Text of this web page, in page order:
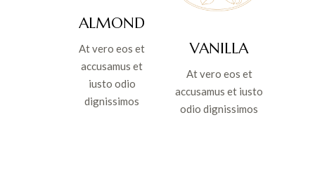
ALMOND
At vero eos et
accusamus et
iusto odio
dignissimos
VANILLA
At vero eos et
accusamus et iusto
odio dignissimos